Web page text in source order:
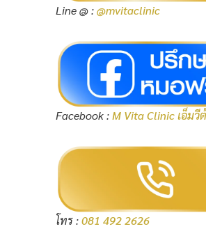
Line @ :@mvitaclinic
Facebook :M Vita Clinic เอ็มวี
โทร :081 492 2626